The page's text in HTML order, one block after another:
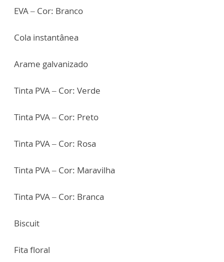
EVA – Cor: Branco
Cola instantânea
Arame galvanizado
Tinta PVA – Cor: Verde
Tinta PVA – Cor: Preto
Tinta PVA – Cor: Rosa
Tinta PVA – Cor: Maravilha
Tinta PVA – Cor: Branca
Biscuit
Fita floral